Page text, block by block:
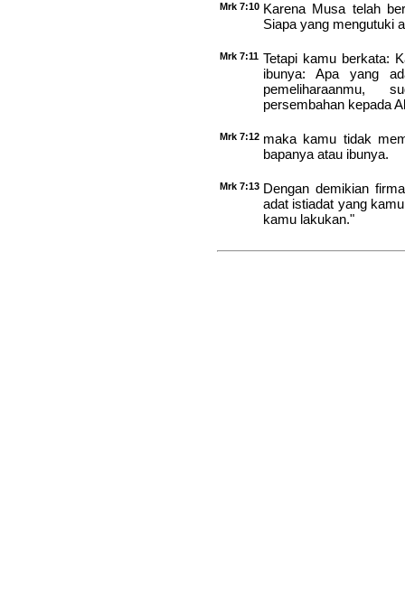
Mrk 7:10 Karena Musa telah
Siapa yang mengutuki
Mrk 7:11 Tetapi kamu berkata:
ibunya: Apa yang
pemeliharaanmu,
persembahan kepada
Mrk 7:12 maka kamu tidak
bapanya atau ibunya.
Mrk 7:13 Dengan demikian
adat istiadat yang
kamu lakukan."